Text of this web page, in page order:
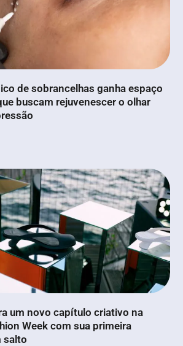
de sobrancelhas ganha espaço
buscam rejuvenescer o olhar
um novo capítulo criativo na
Week com sua primeira
salto